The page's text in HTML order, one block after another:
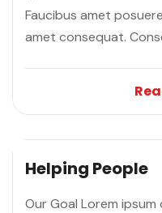
Faucibus amet
amet consequat.
Helping People
Our Goal Lorem